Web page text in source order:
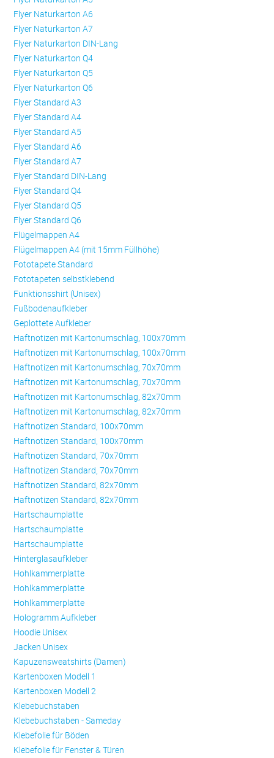
Flyer Naturkarton A6
Flyer Naturkarton A7
Flyer Naturkarton DIN-Lang
Flyer Naturkarton Q4
Flyer Naturkarton Q5
Flyer Naturkarton Q6
Flyer Standard A3
Flyer Standard A4
Flyer Standard A5
Flyer Standard A6
Flyer Standard A7
Flyer Standard DIN-Lang
Flyer Standard Q4
Flyer Standard Q5
Flyer Standard Q6
Flügelmappen A4
Flügelmappen A4 (mit 15mm Füllhöhe)
Fototapete Standard
Fototapeten selbstklebend
Funktionsshirt (Unisex)
Fußbodenaufkleber
Geplottete Aufkleber
Haftnotizen mit Kartonumschlag, 100x70mm
Haftnotizen mit Kartonumschlag, 100x70mm
Haftnotizen mit Kartonumschlag, 70x70mm
Haftnotizen mit Kartonumschlag, 70x70mm
Haftnotizen mit Kartonumschlag, 82x70mm
Haftnotizen mit Kartonumschlag, 82x70mm
Haftnotizen Standard, 100x70mm
Haftnotizen Standard, 100x70mm
Haftnotizen Standard, 70x70mm
Haftnotizen Standard, 70x70mm
Haftnotizen Standard, 82x70mm
Haftnotizen Standard, 82x70mm
Hartschaumplatte
Hartschaumplatte
Hartschaumplatte
Hinterglasaufkleber
Hohlkammerplatte
Hohlkammerplatte
Hohlkammerplatte
Hologramm Aufkleber
Hoodie Unisex
Jacken Unisex
Kapuzensweatshirts (Damen)
Kartenboxen Modell 1
Kartenboxen Modell 2
Klebebuchstaben
Klebebuchstaben - Sameday
Klebefolie für Böden
Klebefolie für Fenster & Türen